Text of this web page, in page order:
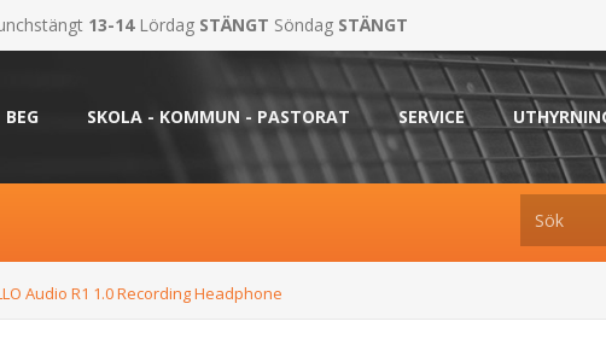
13-14 Lördag STÄNGT Söndag STÄNGT
BEG SKOLA - KOMMUN - PASTORAT SERVICE
Audio R1 1.0 Recording Headphone